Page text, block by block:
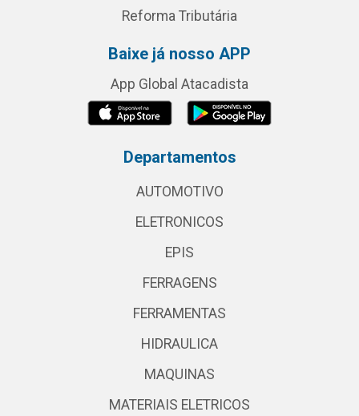
Reforma Tributária
Baixe já nosso APP
App Global Atacadista
Departamentos
AUTOMOTIVO
ELETRONICOS
EPIS
FERRAGENS
FERRAMENTAS
HIDRAULICA
MAQUINAS
MATERIAIS ELETRICOS